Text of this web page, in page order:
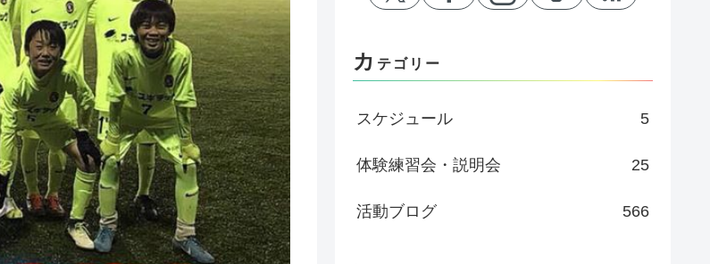
カ テゴリー
スケジュール 5
体験練習会・説明会 25
活動ブログ 566